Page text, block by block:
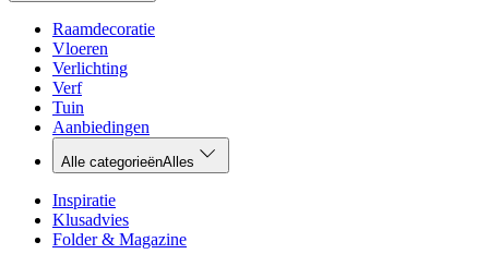
Raamdecoratie
Vloeren
Verlichting
Verf
Tuin
Aanbiedingen
Alle categorieënAlles
Inspiratie
Klusadvies
Folder & Magazine